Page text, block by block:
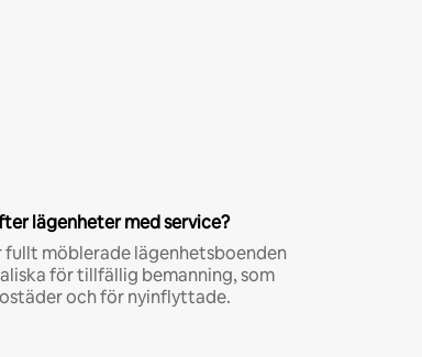
lägenheter med service?
fullt möblerade lägenhetsboenden
för tillfällig bemanning, som
och för nyinflyttade.